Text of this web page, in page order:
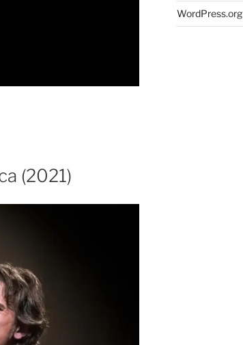
(2021)
WordPress.org